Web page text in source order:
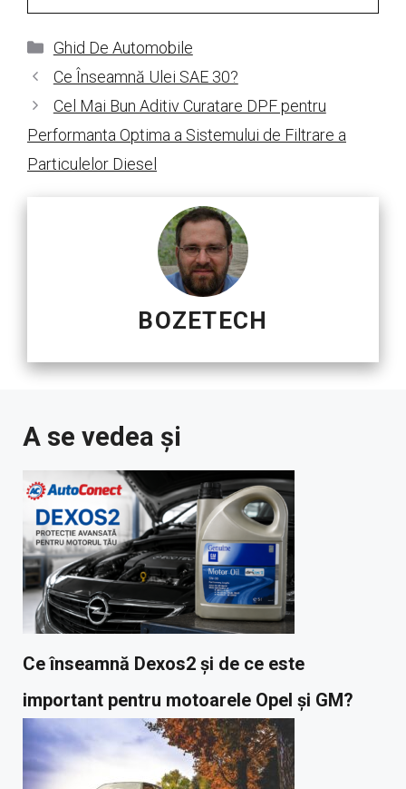
Categorii
Ghid De Automobile
Ce Înseamnă Ulei SAE 30?
Cel Mai Bun Aditiv Curatare DPF pentru
Performanta Optima a Sistemului de Filtrare a
Particulelor Diesel
BOZETECH
A se vedea și
Ce înseamnă Dexos2 și de ce este
important pentru motoarele Opel și GM?